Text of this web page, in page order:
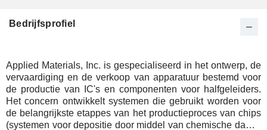
Bedrijfsprofiel
Applied Materials, Inc. is gespecialiseerd in het ontwerp, de
vervaardiging en de verkoop van apparatuur bestemd voor
de productie van IC's en componenten voor halfgeleiders.
Het concern ontwikkelt systemen die gebruikt worden voor
de belangrijkste etappes van het productieproces van chips
(systemen voor depositie door middel van chemische damp,